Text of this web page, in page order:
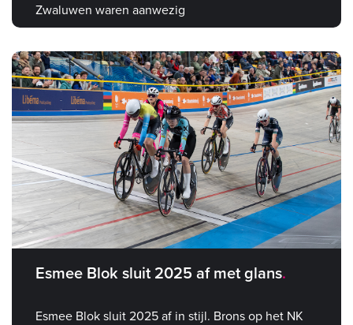
Zwaluwen waren aanwezig
Esmee Blok sluit 2025 af met glans
Esmee Blok sluit 2025 af in stijl. Brons op het NK